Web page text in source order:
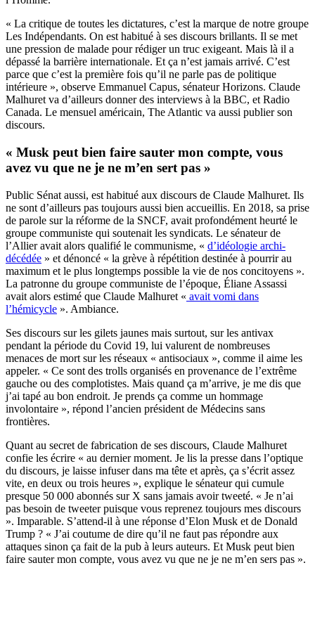
« La critique de toutes les dictatures, c’est la marque de notre groupe
Les Indépendants. On est habitué à ses discours brillants. Il se met
une pression de malade pour rédiger un truc exigeant. Mais là il a
dépassé la barrière internationale. Et ça n’est jamais arrivé. C’est
parce que c’est la première fois qu’il ne parle pas de politique
intérieure », observe Emmanuel Capus, sénateur Horizons. Claude
Malhuret va d’ailleurs donner des interviews à la BBC, et Radio
Canada. Le mensuel américain, The Atlantic va aussi publier son
discours.
« Musk peut bien faire sauter mon compte, vous
avez vu que ne je ne m’en sert pas »
Public Sénat aussi, est habitué aux discours de Claude Malhuret. Ils
ne sont d’ailleurs pas toujours aussi bien accueillis. En 2018, sa prise
de parole sur la réforme de la SNCF, avait profondément heurté le
groupe communiste qui soutenait les syndicats. Le sénateur de
l’Allier avait alors qualifié le communisme, « d’idéologie archi-
décédée » et dénoncé « la grève à répétition destinée à pourrir au
maximum et le plus longtemps possible la vie de nos concitoyens ».
La patronne du groupe communiste de l’époque, Éliane Assassi
avait alors estimé que Claude Malhuret « avait vomi dans
l’hémicycle ». Ambiance.
Ses discours sur les gilets jaunes mais surtout, sur les antivax
pendant la période du Covid 19, lui valurent de nombreuses
menaces de mort sur les réseaux « antisociaux », comme il aime les
appeler. « Ce sont des trolls organisés en provenance de l’extrême
gauche ou des complotistes. Mais quand ça m’arrive, je me dis que
j’ai tapé au bon endroit. Je prends ça comme un hommage
involontaire », répond l’ancien président de Médecins sans
frontières.
Quant au secret de fabrication de ses discours, Claude Malhuret
confie les écrire « au dernier moment. Je lis la presse dans l’optique
du discours, je laisse infuser dans ma tête et après, ça s’écrit assez
vite, en deux ou trois heures », explique le sénateur qui cumule
presque 50 000 abonnés sur X sans jamais avoir tweeté. « Je n’ai
pas besoin de tweeter puisque vous reprenez toujours mes discours
». Imparable. S’attend-il à une réponse d’Elon Musk et de Donald
Trump ? « J’ai coutume de dire qu’il ne faut pas répondre aux
attaques sinon ça fait de la pub à leurs auteurs. Et Musk peut bien
faire sauter mon compte, vous avez vu que ne je ne m’en sers pas ».